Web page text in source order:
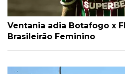
Ventania adia Botafogo x
Brasileirão Feminino